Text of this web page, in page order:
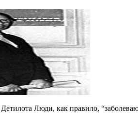
Люди, как правило,